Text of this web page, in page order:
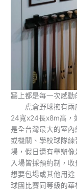
牆上都是每一次感動
虎倉野球擁有兩
24寬x24長x8m高，
是全台灣最大的室
或機關、學校球隊
場，假日還有舉辦
入場皆採預約制，
想要包場或其他用
球團比賽同等級的